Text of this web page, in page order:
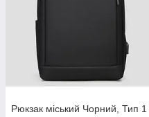
Рюкзак міський Чорний, Тип 1